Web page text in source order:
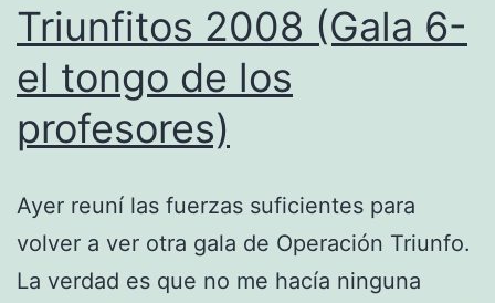
Triunfitos 2008 (Gala 6-
el tongo de los
profesores)
Ayer reuní las fuerzas suficientes para
volver a ver otra gala de Operación Triunfo.
La verdad es que no me hacía ninguna